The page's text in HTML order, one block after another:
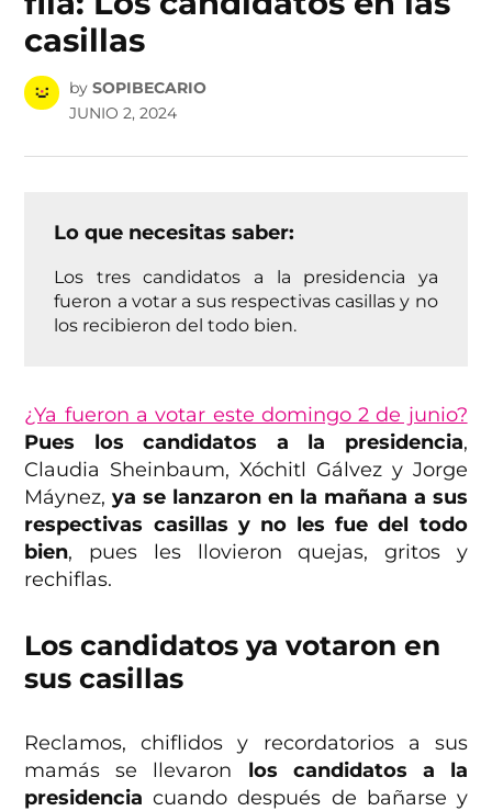
casillas
by SOPIBECARIO
JUNIO 2, 2024
Lo que necesitas saber:
Los tres candidatos a la presidencia ya
fueron a votar a sus respectivas casillas y no
los recibieron del todo bien.
¿Ya fueron a votar este domingo 2 de junio?
Pues los candidatos a la presidencia,
Claudia Sheinbaum, Xóchitl Gálvez y Jorge
Máynez,ya se lanzaron en la mañana a sus
respectivas casillas y no les fue del todo
bien, pues les llovieron quejas, gritos y
rechiflas.
Los candidatos ya votaron en
sus casillas
Reclamos, chiflidos y recordatorios a sus
mamás se llevaron los candidatos a la
presidencia cuando después de bañarse y